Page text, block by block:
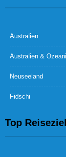
Australien
Australien &
Neuseeland
Fidschi
Top